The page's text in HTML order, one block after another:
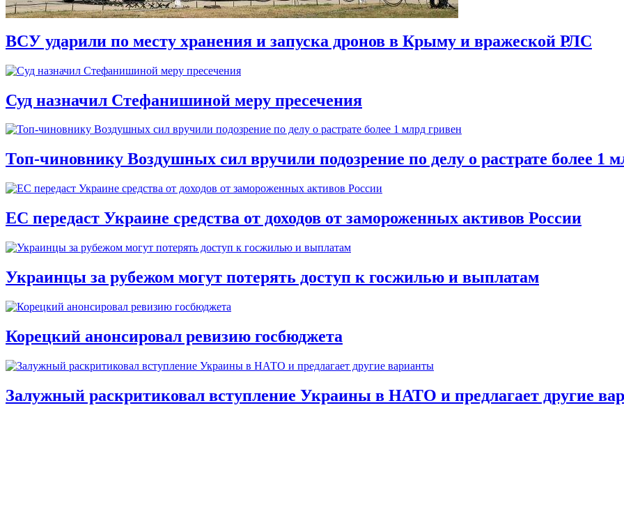
ВСУ ударили по месту хранения и запуска дронов в Крыму и вражеской РЛС
Суд назначил Стефанишиной меру пресечения
Топ-чиновнику Воздушных сил вручили подозрение по делу о растрате более 1
ЕС передаст Украине средства от доходов от замороженных активов России
Украинцы за рубежом могут потерять доступ к госжилью и выплатам
Корецкий анонсировал ревизию госбюджета
Залужный раскритиковал вступление Украины в НАТО и предлагает другие